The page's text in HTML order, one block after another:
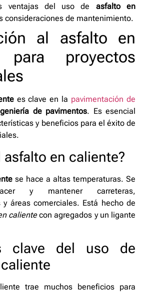
ventajas del uso de asfalto en
consideraciones de mantenimiento.
al asfalto en
para proyectos
es clave en la pavimentación de
de pavimentos. Es esencial
y beneficios para el éxito de
asfalto en caliente?
se hace a altas temperaturas. Se
y mantener carreteras,
y áreas comerciales. Está hecho de
calientecon agregados y un ligante
clave del uso de
trae muchos beneficios para